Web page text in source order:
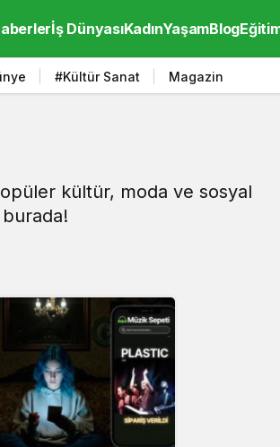
İş DünyasıKadınYaşamBlog
#Kültür Sanat Magazin
kültür, moda ve sosyal